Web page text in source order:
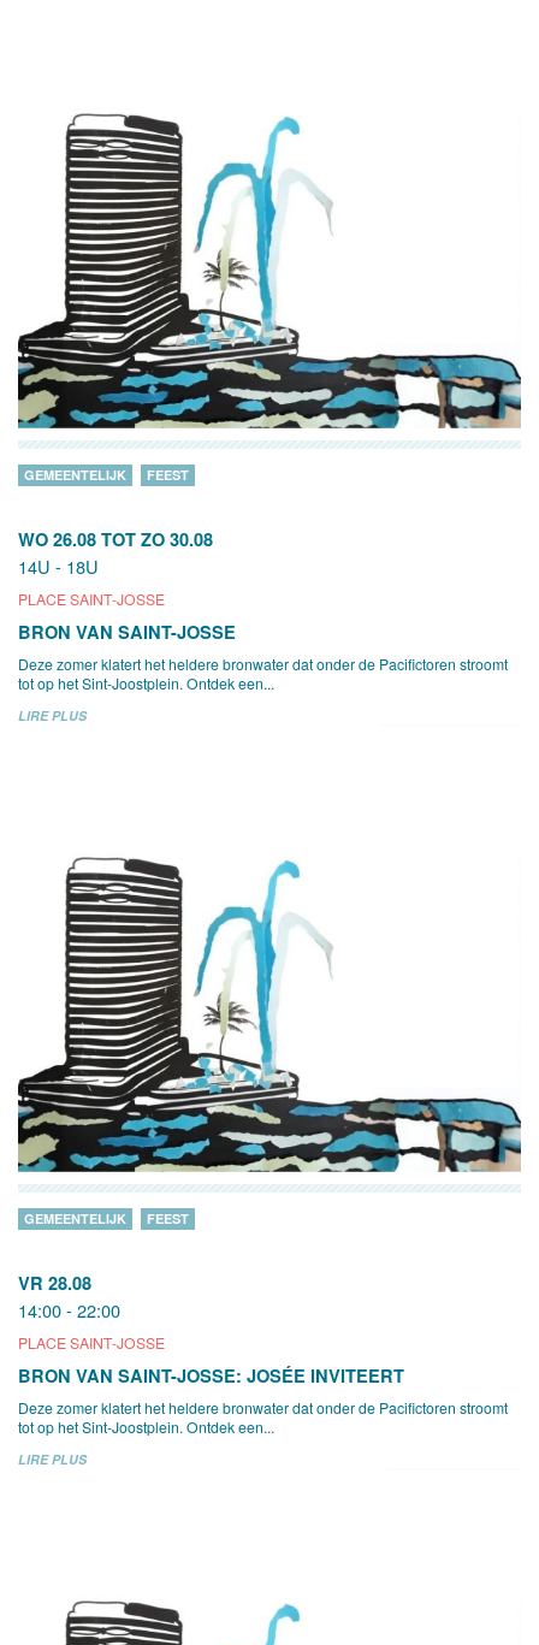
WO 26.08 TOT ZO 30.08
14U - 18U
PLACE SAINT-JOSSE
GEMEENTELIJK FEEST
BRON VAN SAINT-JOSSE
Deze zomer klatert het heldere bronwater dat onder de Pacifictoren stroomt
tot op het Sint-Joostplein. Ontdek een...
LIRE PLUS
VR 28.08
14:00 - 22:00
PLACE SAINT-JOSSE
GEMEENTELIJK FEEST
BRON VAN SAINT-JOSSE: JOSÉE INVITEERT
Deze zomer klatert het heldere bronwater dat onder de Pacifictoren stroomt
tot op het Sint-Joostplein. Ontdek een...
LIRE PLUS